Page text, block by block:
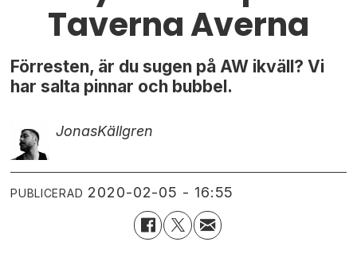
Taverna Averna
Förresten, är du sugen på AW ikväll? Vi
har salta pinnar och bubbel.
JonasKällgren
PUBLICERAD 2020-02-05 - 16:55